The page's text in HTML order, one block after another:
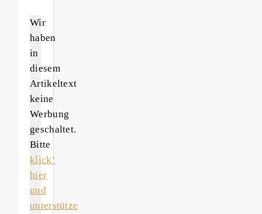
Wir
haben
in
diesem
Artikeltext
keine
Werbung
geschaltet.
Bitte
klick‘
hier
und
unterstütze